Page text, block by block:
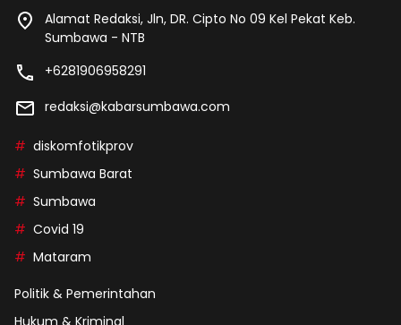
Alamat Redaksi, Jln, DR. Cipto No 09 Kel Pekat Keb.
Sumbawa - NTB
+6281906958291
redaksi@kabarsumbawa.com
diskomfotikprov
Sumbawa Barat
Sumbawa
Covid 19
Mataram
Politik & Pemerintahan
Hukum & Kriminal